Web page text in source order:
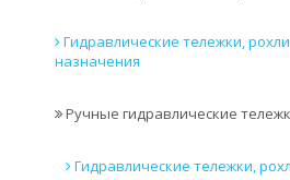
Гидравлические тележки,
назначения
Ручные гидравлические
Гидравлические тележки,